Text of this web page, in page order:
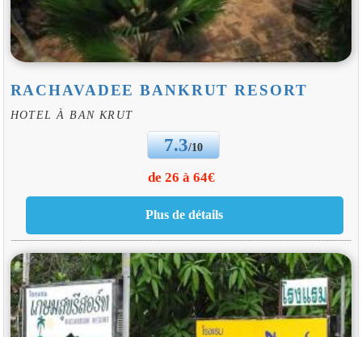
RACHAVADEE BANKRUT RESORT
HOTEL À BAN KRUT
7.3/10
de 26 à 64€